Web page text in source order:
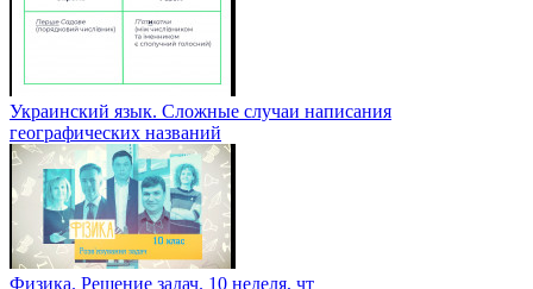
Украинский язык. Сложные случаи написания
географических названий
Физика. Решение задач. 10 неделя, чт